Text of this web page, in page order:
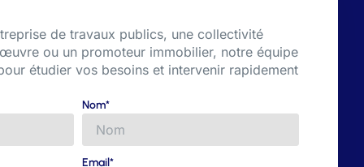
de travaux publics, une collectivité
ou un promoteur immobilier, notre équipe
étudier vos besoins et intervenir rapidement
Nom*
Email*